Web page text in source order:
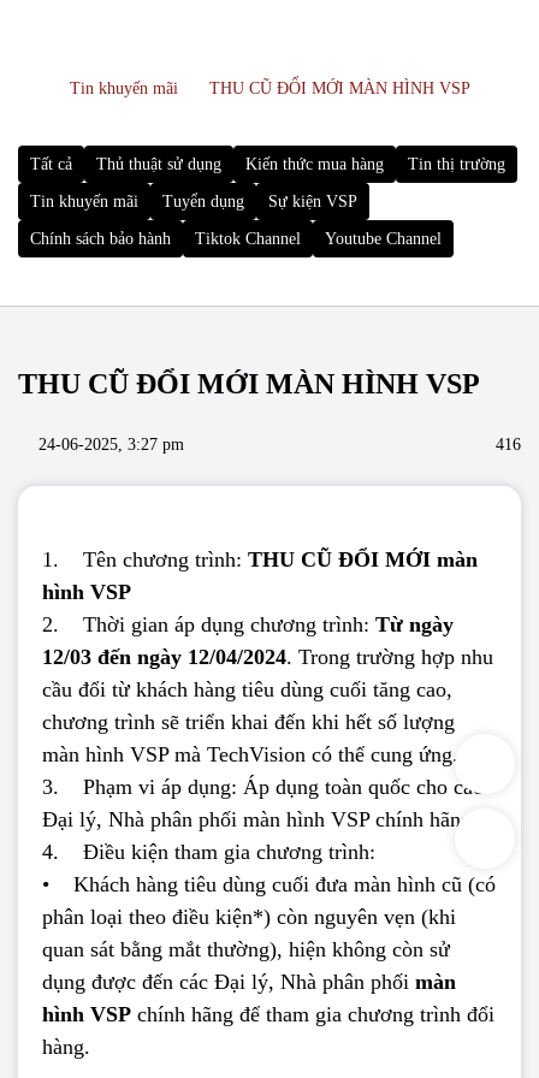
Tin khuyến mãi THU CŨ ĐỔI MỚI MÀN HÌNH VSP
Tất cả Thủ thuật sử dụng
Kiến thức mua hàng
Tin thị trường
Tin khuyến mãi
Tuyển dụng
Sự kiện VSP
Chính sách bảo hành
Tiktok Channel
24-06-2025, 3:27 pm 416
1. Tên chương trình:
hình VSP
2. Thời gian áp dụng chương trình:Từ ngày
12/03 đến ngày 12/04/2024. Trong trường hợp nhu
cầu đổi từ khách hàng tiêu dùng cuối tăng cao,
chương trình sẽ triển khai đến khi hết số lượng
màn hình VSP mà TechVision có thể cung ứng.
3. Phạm vi áp dụng: Áp dụng toàn quốc cho các
Đại lý, Nhà phân phối màn hình VSP chính hãng.
4. Điều kiện tham gia chương trình:
• Khách hàng tiêu dùng cuối đưa màn hình cũ (có
phân loại theo điều kiện*) còn nguyên vẹn (khi
quan sát bằng mắt thường), hiện không còn sử
dụng được đến các Đại lý, Nhà phân phối